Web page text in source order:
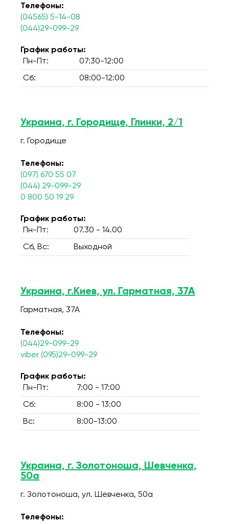
Телефоны:
(04565) 5-14-08
(044)29-099-29
График работы:
Пн-Пт:
07:30-12:00
Сб: 08:00-12:00
Украина, г. Городище, Глинки, 2/1
г. Городище
Телефоны:
(097) 670 55 07
(044) 29-099-29
0 800 50 19 29
График работы:
Пн-Пт:
07.30 - 14.00
Сб, Вс: Выходной
Украина, г.Киев, ул. Гарматная, 37А
Гарматная, 37А
Телефоны:
(044)29-099-29
viber (095)29-099-29
График работы:
Пн-Пт:
7:00 - 17:00
Сб: 8:00 - 13:00
Вс: 8:00-13:00
Украина, г. Золотоноша, Шевченка,
50а
г. Золотоноша, ул. Шевченка, 50а
Телефоны: